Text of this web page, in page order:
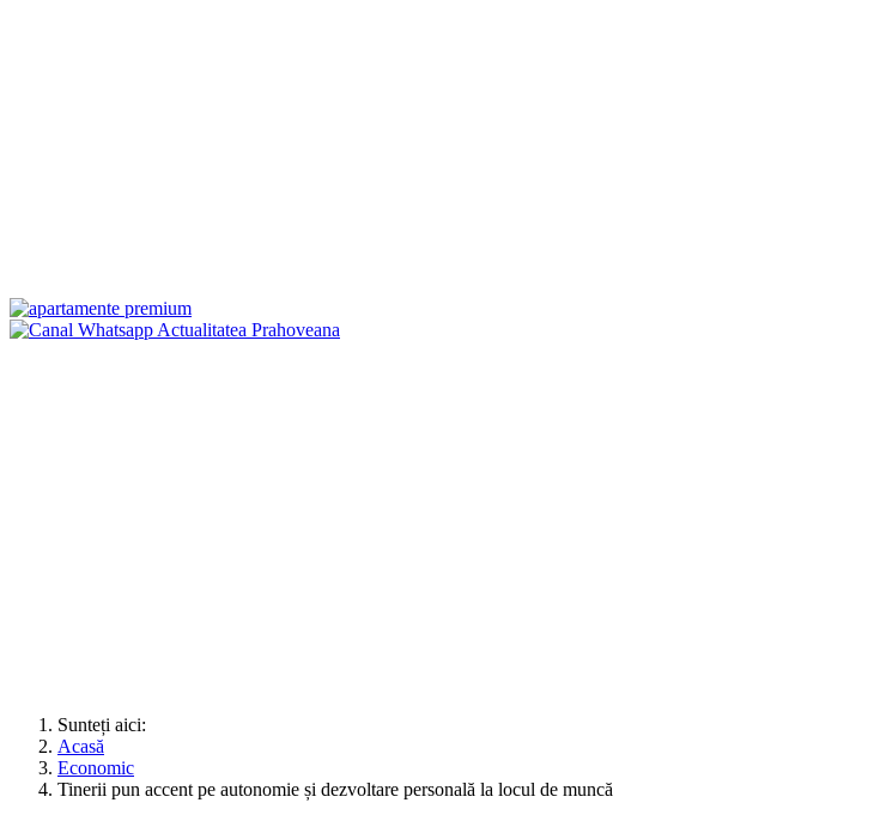
Sunteți aici:
Acasă
Economic
Tinerii pun accent pe autonomie și dezvoltare personală la locul de muncă